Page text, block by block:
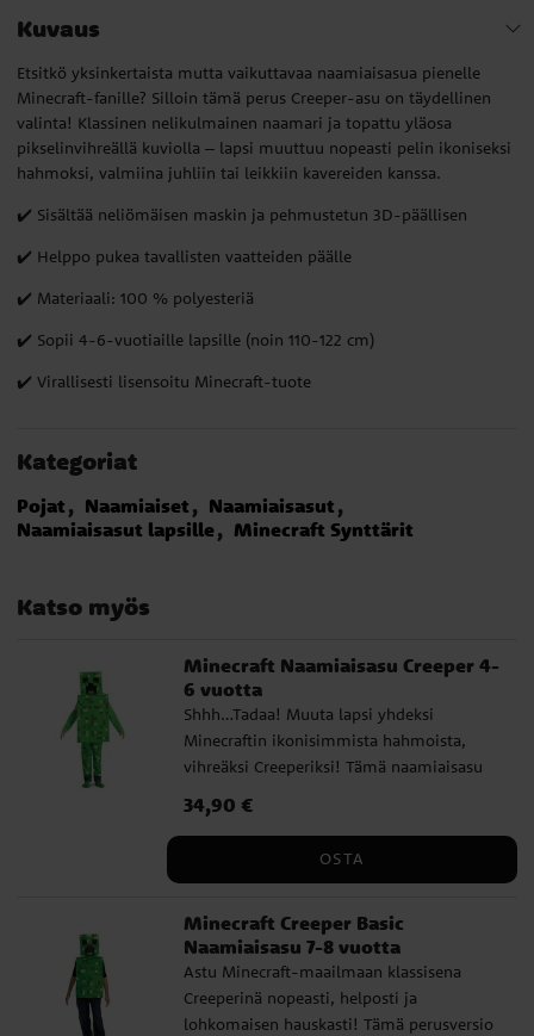
Kuvaus
Etsitkö yksinkertaista mutta vaikuttavaa naamiaisasua pienelle
Minecraft-fanille? Silloin tämä perus Creeper-asu on täydellinen
valinta! Klassinen nelikulmainen naamari ja topattu yläosa
pikselinvihreällä kuviolla – lapsi muuttuu nopeasti pelin ikoniseksi
hahmoksi, valmiina juhliin tai leikkiin kavereiden kanssa.
✔️ Sisältää neliömäisen maskin ja pehmustetun 3D-päällisen
✔️ Helppo pukea tavallisten vaatteiden päälle
✔️ Materiaali: 100 % polyesteriä
✔️ Sopii 4-6-vuotiaille lapsille (noin 110-122 cm)
✔️ Virallisesti lisensoitu Minecraft-tuote
Kategoriat
Pojat Naamiaiset
Naamiaisasut
Naamiaisasut lapsille
Minecraft Synttärit
Katso myös
Minecraft Naamiaisasu Creeper 4-
6 vuotta
Shhh…Tadaa! Muuta lapsi yhdeksi
Minecraftin ikonisimmista hahmoista,
vihreäksi Creeperiksi! Tämä naamiaisasu
rakastavat astua pikselimaailman
päällisen ja tunnusomaisen nelikulmaisen
valinta naamiaisiin tai juhliin. ✔️ Sisältää
vihreän haalarin, neliskulmaisen naamion
ja 3D-yläosan ✔️ Yläosa kiinnitetään
helposti tarranauhalla olkapäille. ✔️
Materiaali: 100 % polyesteriä ✔️ Sopii 4-
Hinta: 34,90 €
34,90 €
OSTA
Minecraft Creeper Basic
Naamiaisasu 7-8 vuotta
Astu Minecraft-maailmaan klassisena
Creeperinä nopeasti, helposti ja
lohkomaisen hauskasti! Tämä perusversio